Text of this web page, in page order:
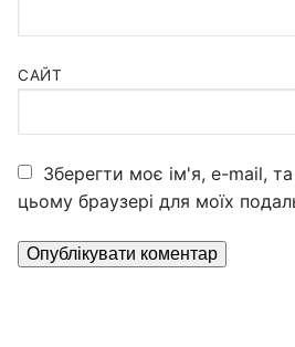
САЙТ
Зберегти моє ім'я, e-mail,
цьому браузері для моїх